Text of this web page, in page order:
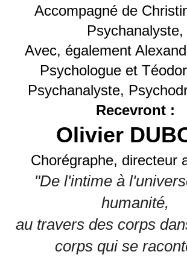
Accompagné de
Psychanalyste,
Avec, également
Psychologue et
Psychanalyste,
Recevront :
Olivier
Chorégraphe, directeur
"De l'intime à
humanité,
au travers des corps
corps qui se